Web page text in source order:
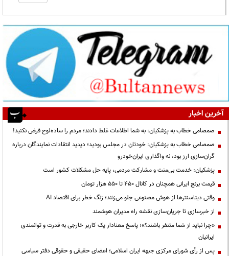
آخرین اخبار
صمصامی خطاب به پزشکیان: به شما اطلاعات غلط دادند؛ مردم را ساده‌لوح فرض نکنید!
صمصامی خطاب به پزشکیان: خودتان در مجلس بودید؛ دیدید انتقادات نمایندگان درباره
گران‌سازی ارز بود، نه واگذاری ایران‌خودرو
پزشکیان: خدمت بی‌منت و مشارکت مردمی، پایه حل مشکلات کشور است
قیمت‌ برنج ایرانی همچنان در کانال ۴۵۰ تا ۵۵۰ هزار تومان
وقتی دیتاسنترها از هوش مصنوعی جلو می‌زنند؛ زنگ خطر برای اقتصاد AI
از خبرسازی تا جریان‌سازی نقشه راه مدیران هوشمند
«چرا نباید از شما متنفر باشند؟»؛ پاسخ معنادار یک کاربر خارجی به قدرت و توانمندی
ایرانیان
پس از رأی شورای مرکزی جبهه ایران اسلامی؛ اعضای حقیقی و حقوقی دفتر سیاسی